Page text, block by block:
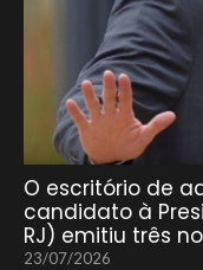
O escritório de
candidato à
RJ) emitiu três
23/07/2026